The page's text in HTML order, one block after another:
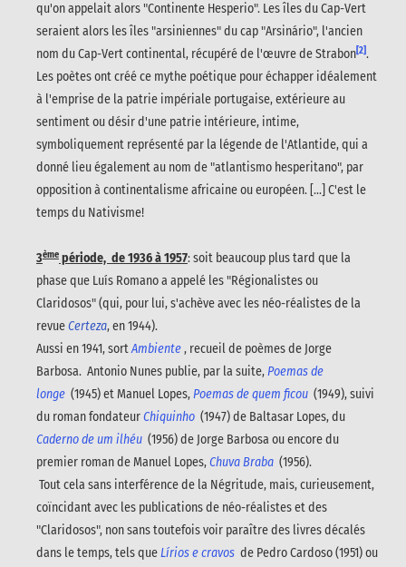
qu'on appelait alors "Continente Hesperio". Les îles du Cap-Vert
seraient alors les îles "arsiniennes" du cap "Arsinário", l'ancien
nom du Cap-Vert continental, récupéré de l'œuvre de Strabon[2].
Les poètes ont créé ce mythe poétique pour échapper idéalement
à l'emprise de la patrie impériale portugaise, extérieure au
sentiment ou désir d'une patrie intérieure, intime,
symboliquement représenté par la légende de l'Atlantide, qui a
donné lieu également au nom de "atlantismo hesperitano", par
opposition à continentalisme africaine ou européen. [...] C'est le
temps du Nativisme!
3ème période, de 1936 à 1957: soit beaucoup plus tard que la
phase que Luís Romano a appelé les "Régionalistes ou
Claridosos" (qui, pour lui, s'achève avec les néo-réalistes de la
revueCerteza, en 1944).
Aussi en 1941, sortAmbiente, recueil de poèmes de Jorge
Barbosa. Antonio Nunes publie, par la suite,Poemas de
longe (1945) et Manuel Lopes,Poemas de quem ficou (1949), suivi
du roman fondateurChiquinho (1947) de Baltasar Lopes, du
Caderno de um ilhéu (1956) de Jorge Barbosa ou encore du
premier roman de Manuel Lopes,Chuva Braba (1956).
Tout cela sans interférence de la Négritude, mais, curieusement,
coïncidant avec les publications de néo-réalistes et des
"Claridosos", non sans toutefois voir paraître des livres décalés
dans le temps, tels queLírios e cravos de Pedro Cardoso (1951) ou